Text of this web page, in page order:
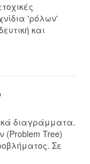
'ρόλων'
και
διαγράμματα.
Tree)
Σε